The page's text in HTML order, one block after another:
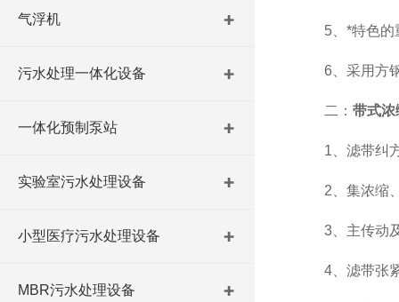
气浮机
污水处理一体化设备
一体化预制泵站
实验室污水处理设备
小型医疗污水处理设备
MBR污水处理设备
5、*特色的重
6、采用方钢
二： 带式浓
1、滤带纠方
2、集浓缩、
3、主传动及
4、滤带张紧